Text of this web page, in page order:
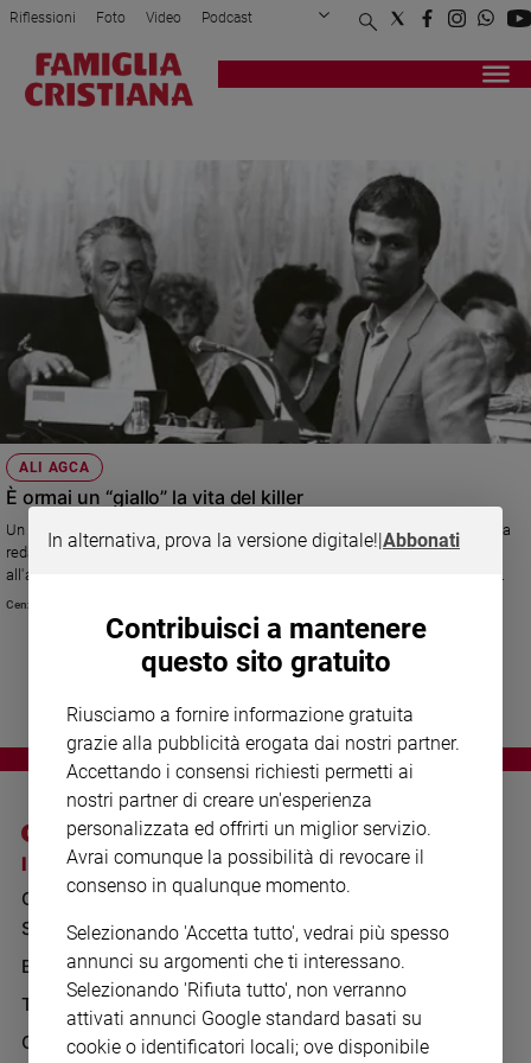
Attualità
Economia
Sport
Interviste
Papa
Papa
Chiesa
Chiesa
del
Santo
del
Società
valori
Riflessioni Foto Video Podcast
Privacy Policy Chi siamo
Registrati Redazione
ALI AGCA
È ormai un “giallo” la vita del killer
Un articolo del giornalista Cenzino Mussa, che nel 1981 faceva parte della
redazione romana di Famiglia Cristiana, racconta i giorni successivi
all'attentato a Giovanni Paolo II e la personalità dell'autore del folle gesto.
Cenzino Mussa
I SITI SAN PAOLO
GRUPPO EDITORIALE
SAN PAOLO
BENESSERE
TELENOVA
GAZZETTA D'ALBA
NOTE LEGALI
PRIVACY POLICY
INFORMATIVA
WHISTLEBLOWING
SOCIAL
In alternativa, prova la versione digitale!|Abbonati
Contribuisci a mantenere
questo sito gratuito
Riusciamo a fornire informazione gratuita
grazie alla pubblicità erogata dai nostri partner.
Accettando i consensi richiesti permetti ai
nostri partner di creare un'esperienza
personalizzata ed offrirti un miglior servizio.
Avrai comunque la possibilità di revocare il
consenso in qualunque momento.
Selezionando 'Accetta tutto', vedrai più spesso
annunci su argomenti che ti interessano.
Selezionando 'Rifiuta tutto', non verranno
attivati annunci Google standard basati su
cookie o identificatori locali; ove disponibile